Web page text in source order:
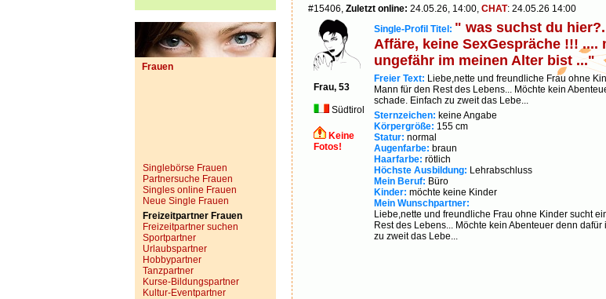
Frauen
Singlebörse Frauen
Partnersuche Frauen
Singles online Frauen
Neue Single Frauen
Freizeitpartner Frauen
Freizeitpartner suchen
Sportpartner
Urlaubspartner
Hobbypartner
Tanzpartner
Kurse-Bildungspartner
Kultur-Eventpartner
#15406, Zuletzt online: 24.05.26, 14:00, CHAT: 24.05.26 14:00
Frau, 53
Südtirol
Keine
Fotos!
Single-Profil Titel: " was suchst du
Affäre, keine SexGespräche !!! ....
ungefähr im meinen Alter bist ..."
Freier Text: Liebe,nette und freundliche Frau ohne
Mann für den Rest des Lebens... Möchte kein
schade. Einfach zu zweit das Lebe...
Sternzeichen: keine Angabe
Körpergröße: 155 cm
Statur: normal
Augenfarbe: braun
Haarfarbe: rötlich
Höchste Ausbildung: Lehrabschluss
Mein Beruf: Büro
Kinder: möchte keine Kinder
Mein Wunschpartner:
Liebe,nette und freundliche Frau ohne Kinder sucht
Rest des Lebens... Möchte kein Abenteuer denn
zu zweit das Lebe...